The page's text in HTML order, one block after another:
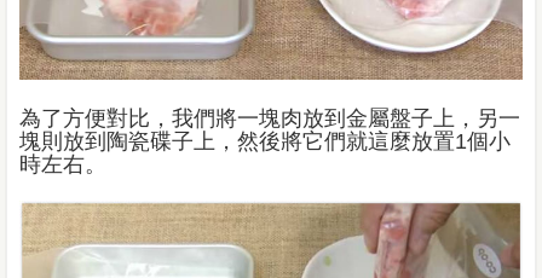
為了方便對比，我們將一塊肉放到金屬盤子上，另一
塊則放到陶瓷碟子上，然後將它們就這麼放置1個小
時左右。